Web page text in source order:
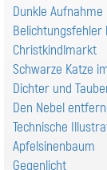
Dunkle
Christkindlmarkt
Schwarze Katze
Dichter und
Den Nebel
Technische
Apfelsinenbaum
Gegenlicht